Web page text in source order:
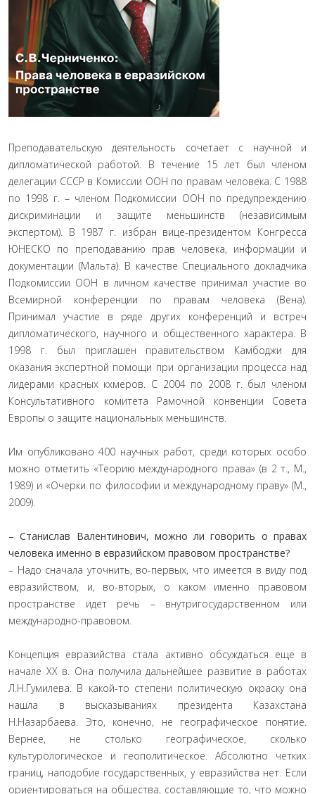
Преподавательскую деятельность сочетает с научной и
дипломатической работой. В течение 15 лет был членом
делегации СССР в Комиссии ООН по правам человека. С 1988
по 1998 г. – членом Подкомиссии ООН по предупреждению
дискриминации и защите меньшинств (независимым
экспертом). В 1987 г. избран вице-президентом Конгресса
ЮНЕСКО по преподаванию прав человека, информации и
документации (Мальта). В качестве Специального докладчика
Подкомиссии ООН в личном качестве принимал участие во
Всемирной конференции по правам человека (Вена).
Принимал участие в ряде других конференций и встреч
дипломатического, научного и общественного характера. В
1998 г. был приглашен правительством Камбоджи для
оказания экспертной помощи при организации процесса над
лидерами красных кхмеров. С 2004 по 2008 г. был членом
Консультативного комитета Рамочной конвенции Совета
Европы о защите национальных меньшинств.
Им опубликовано 400 научных работ, среди которых особо
можно отметить «Теорию международного права» (в 2 т., М.,
1989) и «Очерки по философии и международному праву» (М.,
2009).
– Станислав Валентинович, можно ли говорить о правах
человека именно в евразийском правовом пространстве?
– Надо сначала уточнить, во-первых, что имеется в виду под
евразийством, и, во-вторых, о каком именно правовом
пространстве идет речь – внутригосударственном или
международно-правовом.
Концепция евразийства стала активно обсуждаться еще в
начале ХХ в. Она получила дальнейшее развитие в работах
Л.Н.Гумилева. В какой-то степени политическую окраску она
нашла в высказываниях президента Казахстана
Н.Назарбаева. Это, конечно, не географическое понятие.
Вернее, не столько географическое, сколько
культурологическое и геополитическое. Абсолютно четких
границ, наподобие государственных, у евразийства нет. Если
ориентироваться на общества, составляющие то, что можно